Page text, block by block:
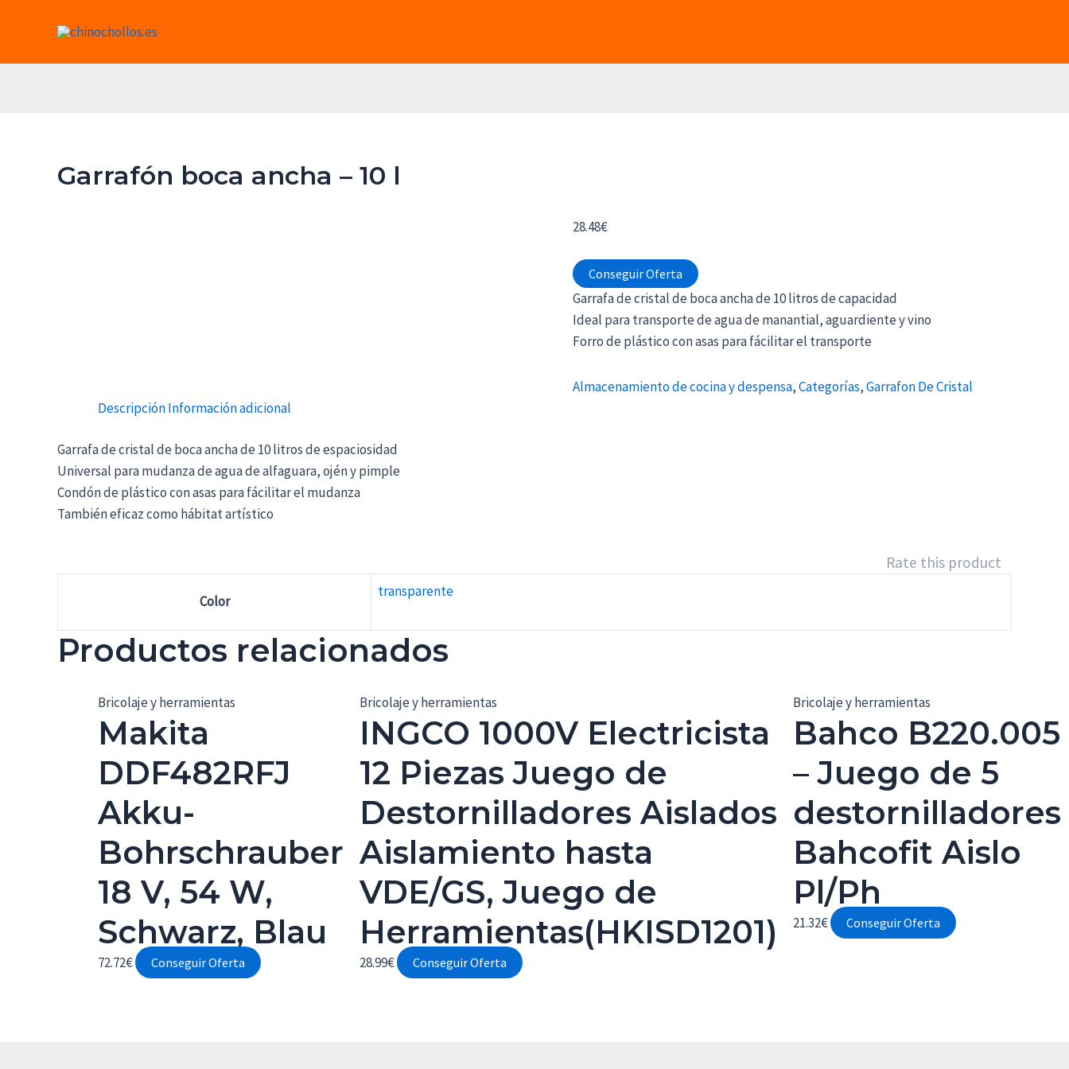
Garrafón boca ancha – 10 l
28.48€
Conseguir Oferta
Garrafa de cristal de boca ancha de 10 litros de capacidad
Ideal para transporte de agua de manantial, aguardiente y vino
Forro de plástico con asas para fácilitar el transporte
Almacenamiento de cocina y despensa,Categorías,Garrafon De Cristal
DescripciónInformación adicional
Garrafa de cristal de boca ancha de 10 litros de espaciosidad
Universal para mudanza de agua de alfaguara, ojén y pimple
Condón de plástico con asas para fácilitar el mudanza
También eficaz como hábitat artístico
Rate this product
Color
transparente
Productos relacionados
Bricolaje y herramientas
Makita
DDF482RFJ
Akku-
Bohrschrauber
18 V, 54 W,
Schwarz, Blau
72.72€ Conseguir Oferta
Bricolaje y herramientas
INGCO 1000V Electricista
12 Piezas Juego de
Destornilladores Aislados
Aislamiento hasta
VDE/GS, Juego de
Herramientas(HKISD1201)
28.99€ Conseguir Oferta
Bricolaje y herramientas
Bahco B220.005
– Juego de 5
destornilladores
Bahcofit Aislo
Pl/Ph
21.32€ Conseguir Oferta